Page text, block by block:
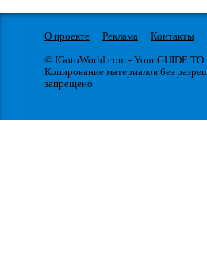
О проекте Реклама Контакты
© IGotoWorld.com - Your GUIDE
Копирование материалов без
запрещено.